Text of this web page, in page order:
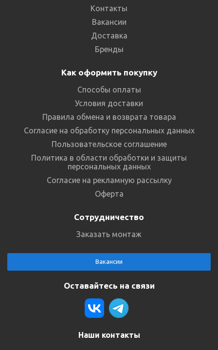
Контакты
Вакансии
Доставка
Бренды
Как оформить покупку
Способы оплаты
Условия доставки
Правила обмена и возврата товара
Согласие на обработку персональных данных
Пользовательское соглашение
Политика в области обработки и защиты
персональных данных
Согласие на рекламную рассылку
Оферта
Сотрудничество
Заказать монтаж
Вакансии
Оставайтесь на связи
Наши контакты